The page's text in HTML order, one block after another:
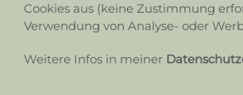
Cookies aus (keine Zustimmung
Verwendung von Analyse- oder
Weitere Infos in meiner